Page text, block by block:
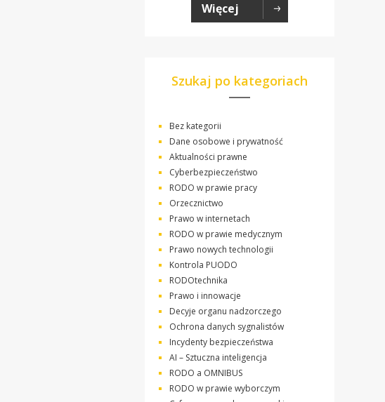
Więcej
Szukaj po kategoriach
Bez kategorii
Dane osobowe i prywatność
Aktualności prawne
Cyberbezpieczeństwo
RODO w prawie pracy
Orzecznictwo
Prawo w internetach
RODO w prawie medycznym
Prawo nowych technologii
Kontrola PUODO
RODOtechnika
Prawo i innowacje
Decyje organu nadzorczego
Ochrona danych sygnalistów
Incydenty bezpieczeństwa
AI – Sztuczna inteligencja
RODO a OMNIBUS
RODO w prawie wyborczym